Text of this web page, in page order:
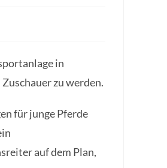
in
zu werden.
für junge Pferde
auf dem Plan,